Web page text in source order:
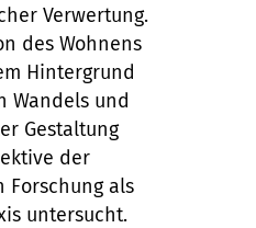
Verwertung.
des Wohnens
Hintergrund
Wandels und
Gestaltung
der
als
untersucht.